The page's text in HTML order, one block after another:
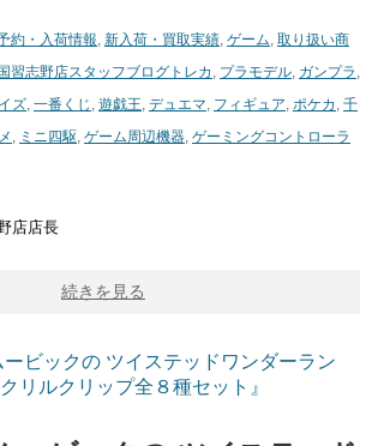
約・入荷情報, 新入荷・買取実績, ゲーム, 取り扱い商
習志野店スタッフブログ トレカ , プラモデル, ガンプラ ,
ズ, 一番くじ , 遊戯王, デュエマ, フィギュア, ポケカ , 千
, ミニ四駆, ゲーム周辺機器, ゲーミングコントローラ
店店長
続きを見る